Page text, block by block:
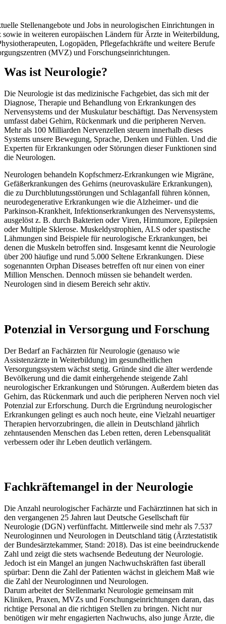
Stellenangebote und Jobs in neurologischen Einrichtungen in
in weiteren europäischen Ländern für Ärzte in Weiterbildung,
Logopäden, Pflegefachkräfte und weitere Berufe
(MVZ) und Forschungseinrichtungen.
Was ist Neurologie?
Die Neurologie ist das medizinische Fachgebiet, das sich mit der
Diagnose, Therapie und Behandlung von Erkrankungen des
Nervensystems und der Muskulatur beschäftigt. Das Nervensystem
umfasst dabei Gehirn, Rückenmark und die peripheren Nerven.
Mehr als 100 Milliarden Nervenzellen steuern innerhalb dieses
Systems unsere Bewegung, Sprache, Denken und Fühlen. Und die
Experten für Erkrankungen oder Störungen dieser Funktionen sind
die Neurologen.
Neurologen behandeln Kopfschmerz-Erkrankungen wie Migräne,
Gefäßerkrankungen des Gehirns (neurovaskuläre Erkrankungen),
die zu Durchblutungsstörungen und Schlaganfall führen können,
neurodegenerative Erkrankungen wie die Alzheimer- und die
Parkinson-Krankheit, Infektionserkrankungen des Nervensystems,
ausgelöst z. B. durch Bakterien oder Viren, Hirntumore, Epilepsien
oder Multiple Sklerose. Muskeldystrophien, ALS oder spastische
Lähmungen sind Beispiele für neurologische Erkrankungen, bei
denen die Muskeln betroffen sind. Insgesamt kennt die Neurologie
über 200 häufige und rund 5.000 Seltene Erkrankungen. Diese
sogenannten Orphan Diseases betreffen oft nur einen von einer
Million Menschen. Dennoch müssen sie behandelt werden.
Neurologen sind in diesem Bereich sehr aktiv.
Potenzial in Versorgung und Forschung
Der Bedarf an Fachärzten für Neurologie (genauso wie
Assistenzärzte in Weiterbildung) im gesundheitlichen
Versorgungssystem wächst stetig. Gründe sind die älter werdende
Bevölkerung und die damit einhergehende steigende Zahl
neurologischer Erkrankungen und Störungen. Außerdem bieten das
Gehirn, das Rückenmark und auch die peripheren Nerven noch viel
Potenzial zur Erforschung. Durch die Ergründung neurologischer
Erkrankungen gelingt es auch noch heute, eine Vielzahl neuartiger
Therapien hervorzubringen, die allein in Deutschland jährlich
zehntausenden Menschen das Leben retten, deren Lebensqualität
verbessern oder ihr Leben deutlich verlängern.
Fachkräftemangel in der Neurologie
Die Anzahl neurologischer Fachärzte und Fachärztinnen hat sich in
den vergangenen 25 Jahren laut Deutsche Gesellschaft für
Neurologie (DGN) verfünffacht. Mittlerweile sind mehr als 7.537
Neurologinnen und Neurologen in Deutschland tätig (Ärztestatistik
der Bundesärztekammer, Stand: 2018). Das ist eine beeindruckende
Zahl und zeigt die stets wachsende Bedeutung der Neurologie.
Jedoch ist ein Mangel an jungen Nachwuchskräften fast überall
spürbar: Denn die Zahl der Patienten wächst in gleichem Maß wie
die Zahl der Neurologinnen und Neurologen.
Darum arbeitet der Stellenmarkt Neurologie gemeinsam mit
Kliniken, Praxen, MVZs und Forschungseinrichtungen daran, das
richtige Personal an die richtigen Stellen zu bringen. Nicht nur
benötigen wir mehr engagierten Nachwuchs, also junge Ärzte, die